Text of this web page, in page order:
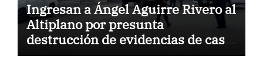
Ingresan a Ángel Aguirre Rivero al
Altiplano por presunta
destrucción de evidencias de caso
Ayotzinapa